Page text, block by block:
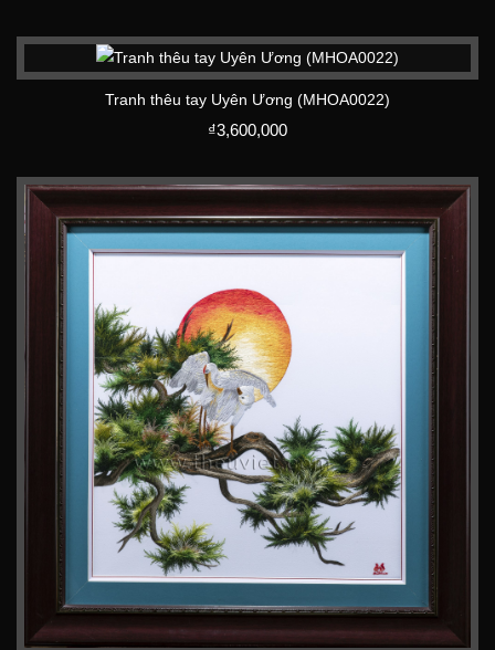
Tranh thêu tay Uyên Ương (MHOA0022)
₫3,600,000